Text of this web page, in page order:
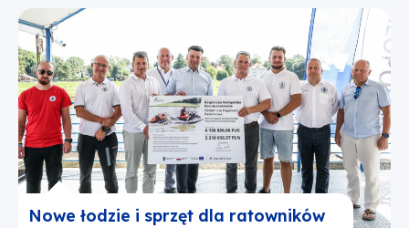
Nowe łodzie i sprzęt dla ratowników